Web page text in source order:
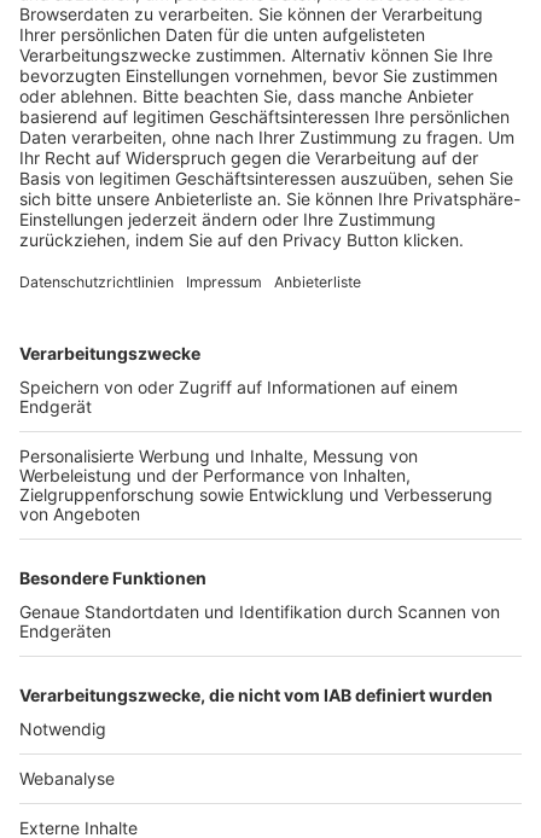
Trainerausbildung
Schulungsangebot Vereinsmitarbeiter
BFV-Geschäftsstellen
Trainerbörse
Login SpielPlus
FOLGE DEM BFV
TOP-VEREINE
TOP-PARTNER
Nutzungsbedingungen Datenschutz Impressum